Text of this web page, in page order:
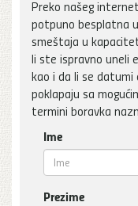
Preko našeg
potpuno besplatna
smeštaja u
li ste ispravno uneli
kao i da li se
poklapaju sa
termini boravka
Ime
Prezime